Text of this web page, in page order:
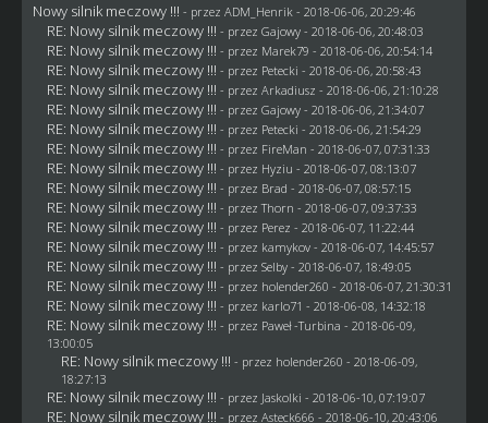
Nowy silnik meczowy !!! - przez ADM_Henrik- 2018-06-06, 20:29:46
RE: Nowy silnik meczowy !!! - przez Gajowy- 2018-06-06, 20:48:03
RE: Nowy silnik meczowy !!! - przez Marek79 - 2018-06-06, 20:54:14
RE: Nowy silnik meczowy !!! - przez Petecki - 2018-06-06, 20:58:43
RE: Nowy silnik meczowy !!! - przez Arkadiusz - 2018-06-06, 21:10:28
RE: Nowy silnik meczowy !!! - przez Gajowy- 2018-06-06, 21:34:07
RE: Nowy silnik meczowy !!! - przez Petecki - 2018-06-06, 21:54:29
RE: Nowy silnik meczowy !!! - przez FireMan - 2018-06-07, 07:31:33
RE: Nowy silnik meczowy !!! - przez Hyziu - 2018-06-07, 08:13:07
RE: Nowy silnik meczowy !!! - przez Brad - 2018-06-07, 08:57:15
RE: Nowy silnik meczowy !!! - przezThorn - 2018-06-07, 09:37:33
RE: Nowy silnik meczowy !!! - przez Perez - 2018-06-07, 11:22:44
RE: Nowy silnik meczowy !!! - przez kamykov- 2018-06-07, 14:45:57
RE: Nowy silnik meczowy !!! - przez Selby- 2018-06-07, 18:49:05
RE: Nowy silnik meczowy !!! - przez holender260 - 2018-06-07, 21:30:31
RE: Nowy silnik meczowy !!! - przez karlo71 - 2018-06-08, 14:32:18
RE: Nowy silnik meczowy !!! - przez Paweł -Turbina - 2018-06-09,
13:00:05
RE: Nowy silnik meczowy !!! - przez holender260 - 2018-06-09,
18:27:13
RE: Nowy silnik meczowy !!! - przez Jaskolki - 2018-06-10, 07:19:07
RE: Nowy silnik meczowy !!! - przez Asteck666 - 2018-06-10, 20:43:06